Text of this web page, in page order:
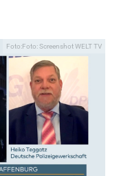
Foto:Foto: Screenshot WELT TV